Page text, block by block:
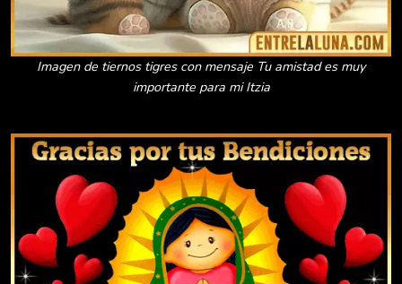
Imagen de tiernos tigres con mensaje Tu amistad es muy
importante para mi Itzia